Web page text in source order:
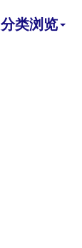
分类浏览